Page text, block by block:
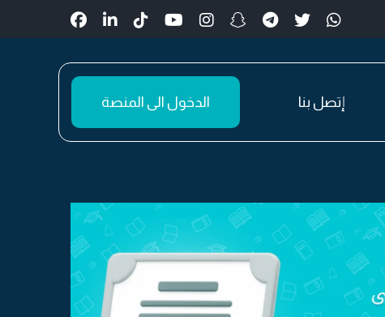
إتصل بنا الدخول الى المنصة